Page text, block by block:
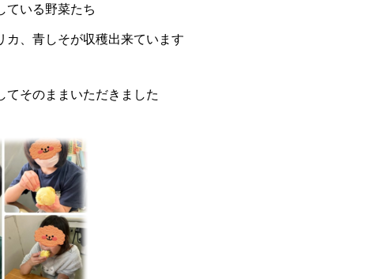
ている野菜たち
カ、青しそが収穫出来ています
てそのままいただきました